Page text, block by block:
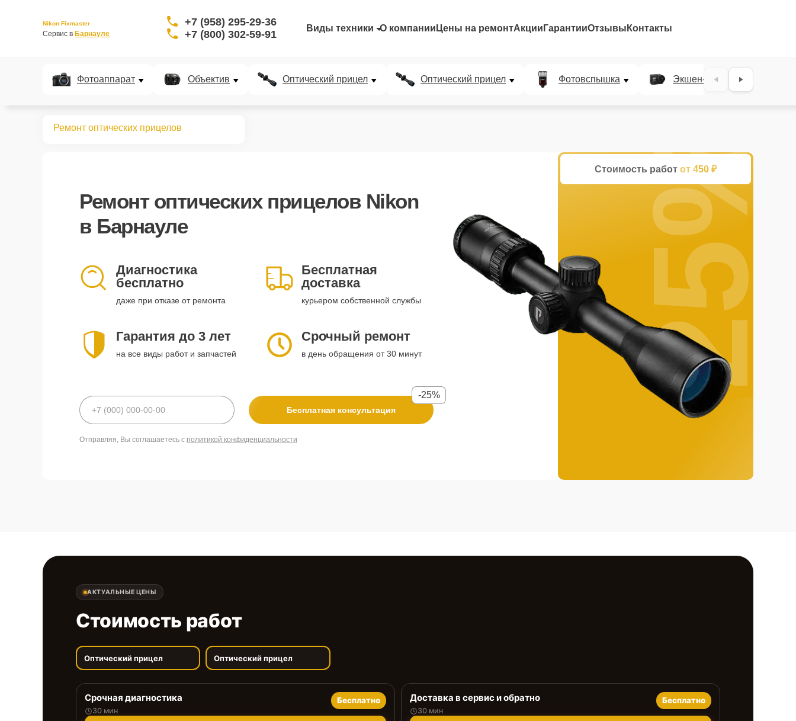
Nikon Fixmaster
Сервис в Барнауле
+7 (958) 295-29-36
+7 (800) 302-59-91
Виды техники О компании Цены на ремонтАкции ГарантииОтзывы Контакты
Фотоаппарат Объектив Оптический прицел Оптический прицел Фотовспышка Экшен-камера
Ремонт оптических прицелов
Ремонт оптических прицелов Nikon
в Барнауле
Диагностика
бесплатно
даже при отказе от ремонта
Бесплатная
доставка
курьером собственной службы
Гарантия до 3 лет
на все виды работ и запчастей
Срочный ремонт
в день обращения от 30 минут
Бесплатная консультация
-25%
Отправляя, Вы соглашаетесь с политикой конфиденциальности
Стоимость работ от 450 ₽
25%
АКТУАЛЬНЫЕ ЦЕНЫ
Стоимость работ
Оптический прицел Оптический прицел
Срочная диагностика
30 мин
Бесплатно Доставка в сервис и обратно
30 мин
Бесплатно